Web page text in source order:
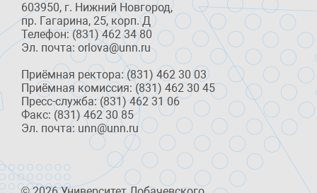
603950, г. Нижний Новгород,
пр. Гагарина, 25, корп. Д
Телефон: (831) 462 34 80
Эл. почта: orlova@unn.ru
Приёмная ректора: (831) 462 30 03
Приёмная комиссия: (831) 462 30 45
Пресс-служба: (831) 462 31 06
Факс: (831) 462 30 85
Эл. почта: unn@unn.ru